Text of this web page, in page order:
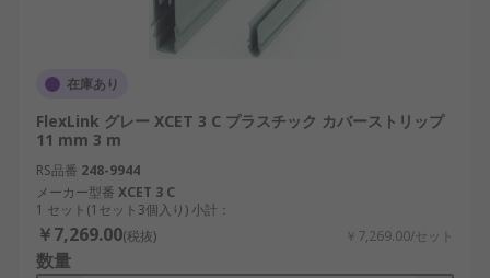
在庫あり
FlexLink グレー XCET 3 C プラスチック カバーストリップ
11 mm 3 m
RS品番 248-9944
メーカー型番 XCET 3 C
1 セット(1セット3個入り) 小計：
￥7,269.00(税抜) ￥7,269.00/セット
数量